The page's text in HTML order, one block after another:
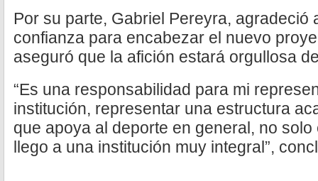
Por su parte, Gabriel Pereyra, agradeció
confianza para encabezar el nuevo
aseguró que la afición estará orgullosa
“Es una responsabilidad para mi
institución, representar una estructura
que apoya al deporte en general, no
llego a una institución muy integral”,